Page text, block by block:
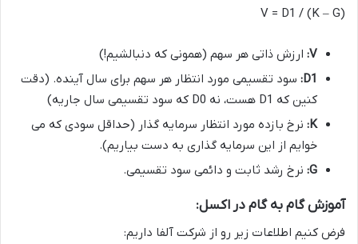
V = D1 / (K – G)
V: ارزش ذاتی هر سهم (همونی که دنبالشیم!)
D1: سود تقسیمی مورد انتظار هر سهم برای سال آینده. (دقت
کنین که D1 هست، نه D0 که سود تقسیمی سال جاریه)
K: نرخ بازده مورد انتظار سرمایه گذار (حداقل سودی که می
خوایم از این سرمایه گذاری به دست بیاریم).
G: نرخ رشد ثابت و دائمی سود تقسیمی.
آموزش گام به گام در اکسل:
فرض کنیم اطلاعات زیر رو از شرکت آلفا داریم: